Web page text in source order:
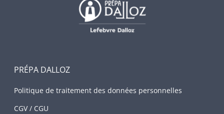
PRÉPA DALLOZ
Politique de traitement des données personnelles
CGV / CGU